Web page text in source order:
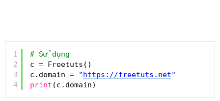
1
2
3
4
# Sử dụng
c = Freetuts()
c.domain = "https://freetuts.net"
print (c.domain)